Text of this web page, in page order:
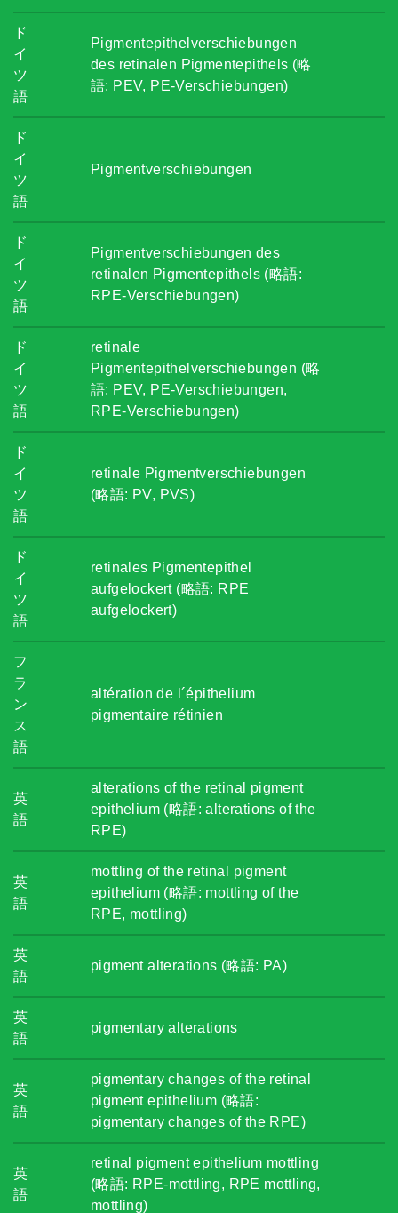
ド
イ
ツ
語
Pigmentepithelverschiebungen
des retinalen Pigmentepithels (略
語: PEV, PE-Verschiebungen)
ド
イ
ツ
語
Pigmentverschiebungen
ド
イ
ツ
語
Pigmentverschiebungen des
retinalen Pigmentepithels (略語:
RPE-Verschiebungen)
ド
イ
ツ
語
retinale
Pigmentepithelverschiebungen (略
語: PEV, PE-Verschiebungen,
RPE-Verschiebungen)
ド
イ
ツ
語
retinale Pigmentverschiebungen
(略語: PV, PVS)
ド
イ
ツ
語
retinales Pigmentepithel
aufgelockert (略語: RPE
aufgelockert)
フ
ラ
ン
ス
語
altération de l´épithelium
pigmentaire rétinien
英
語
alterations of the retinal pigment
epithelium (略語: alterations of the
RPE)
英
語
mottling of the retinal pigment
epithelium (略語: mottling of the
RPE, mottling)
英
語
pigment alterations (略語: PA)
英
語
pigmentary alterations
英
語
pigmentary changes of the retinal
pigment epithelium (略語:
pigmentary changes of the RPE)
英
語
retinal pigment epithelium mottling
(略語: RPE-mottling, RPE mottling,
mottling)